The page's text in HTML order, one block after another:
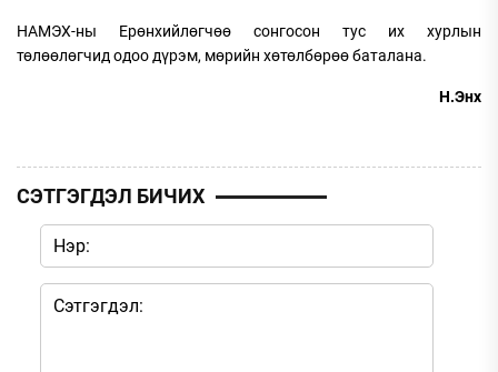
НАМЭХ-ны Ерөнхийлөгчөө сонгосон тус их хурлын
төлөөлөгчид одоо дүрэм, мөрийн хөтөлбөрөө баталана.
Н.Энх
СЭТГЭГДЭЛ БИЧИХ